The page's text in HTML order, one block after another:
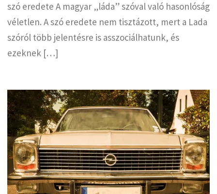
szó eredete A magyar „láda” szóval való hasonlóság
véletlen. A szó eredete nem tisztázott, mert a Lada
szóról több jelentésre is asszociálhatunk, és
ezeknek […]